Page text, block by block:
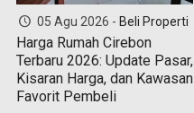
05 Agu 2026 - Beli Properti
Harga Rumah Cirebon
Terbaru 2026: Update Pasar,
Kisaran Harga, dan Kawasan
Favorit Pembeli